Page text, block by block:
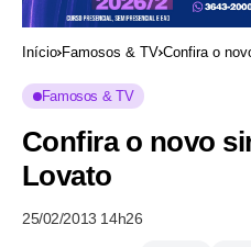
Início Famosos & TV Confira o
Famosos & TV
Confira o novo
Lovato
25/02/2013 14h26